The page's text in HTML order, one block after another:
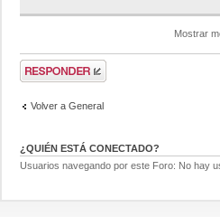
Mostrar
Volver a General
¿QUIÉN ESTÁ CONECTADO?
Usuarios navegando por este Foro: No hay